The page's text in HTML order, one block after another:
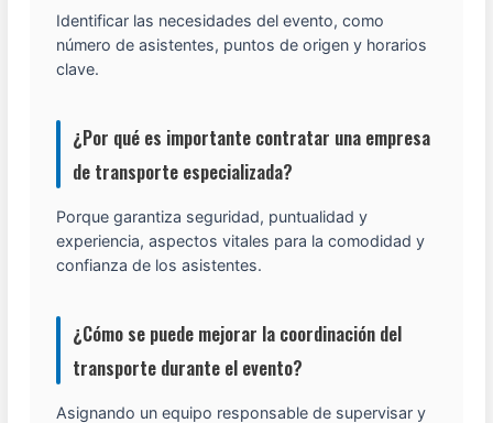
Identificar las necesidades del evento, como
número de asistentes, puntos de origen y horarios
clave.
¿Por qué es importante contratar una empresa
de transporte especializada?
Porque garantiza seguridad, puntualidad y
experiencia, aspectos vitales para la comodidad y
confianza de los asistentes.
¿Cómo se puede mejorar la coordinación del
transporte durante el evento?
Asignando un equipo responsable de supervisar y